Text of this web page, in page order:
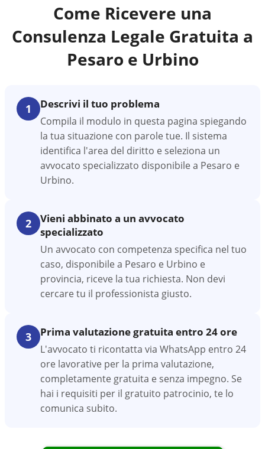
Come Ricevere una
Consulenza Legale Gratuita a
Pesaro e Urbino
1 Descrivi il tuo problema
Compila il modulo in questa pagina spiegando
la tua situazione con parole tue. Il sistema
identifica l'area del diritto e seleziona un
avvocato specializzato disponibile a Pesaro e
Urbino.
2
Vieni abbinato a un avvocato
specializzato
Un avvocato con competenza specifica nel tuo
caso, disponibile a Pesaro e Urbino e
provincia, riceve la tua richiesta. Non devi
cercare tu il professionista giusto.
3 Prima valutazione gratuita entro 24 ore
L'avvocato ti ricontatta via WhatsApp entro 24
ore lavorative per la prima valutazione,
completamente gratuita e senza impegno. Se
hai i requisiti per il gratuito patrocinio, te lo
comunica subito.